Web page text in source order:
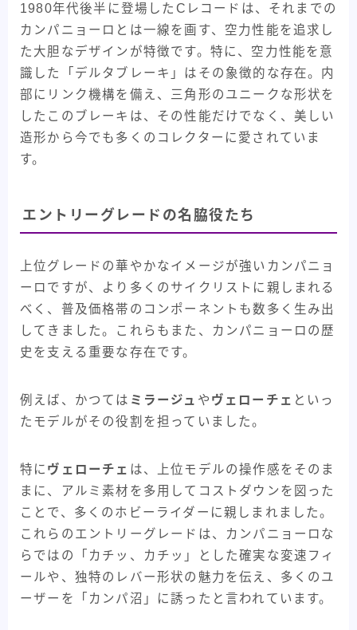
1980年代後半に登場したCレコードは、それまでの
カンパニョーロとは一線を画す、空力性能を追求し
た大胆なデザインが特徴です。特に、空力性能を意
識した「デルタブレーキ」はその象徴的な存在。内
部にリンク機構を備え、三角形のユニークな形状を
したこのブレーキは、その性能だけでなく、美しい
造形から今でも多くのコレクターに愛されていま
す。
エントリーグレードの名脇役たち
上位グレードの華やかなイメージが強いカンパニョ
ーロですが、より多くのサイクリストに親しまれる
べく、普及価格帯のコンポーネントも数多く生み出
してきました。これらもまた、カンパニョーロの歴
史を支える重要な存在です。
例えば、かつては ミラージュ や ヴェローチェ といっ
たモデルがその役割を担っていました。
特に ヴェローチェ は、上位モデルの操作感をそのま
まに、アルミ素材を多用してコストダウンを図った
ことで、多くのホビーライダーに親しまれました。
これらのエントリーグレードは、カンパニョーロな
らではの「カチッ、カチッ」とした確実な変速フィ
ールや、独特のレバー形状の魅力を伝え、多くのユ
ーザーを「カンパ沼」に誘ったと言われています。